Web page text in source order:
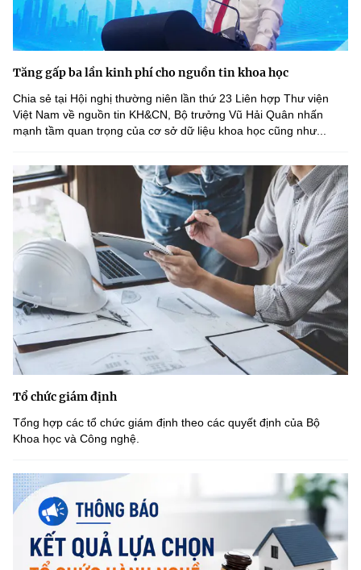
Tăng gấp ba lần kinh phí cho nguồn tin khoa học
Chia sẻ tại Hội nghị thường niên lần thứ 23 Liên hợp Thư viện
Việt Nam về nguồn tin KH&CN, Bộ trưởng Vũ Hải Quân nhấn
mạnh tầm quan trọng của cơ sở dữ liệu khoa học cũng như...
Tổ chức giám định
Tổng hợp các tổ chức giám định theo các quyết định của Bộ
Khoa học và Công nghệ.